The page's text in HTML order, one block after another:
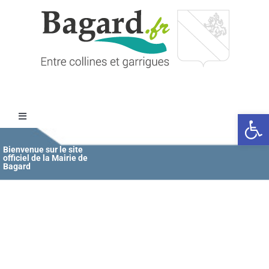
Ouvrir
Toggle
Navigation
Accueil
Bienvenue sur le site
officiel de la Mairie de
Bagard